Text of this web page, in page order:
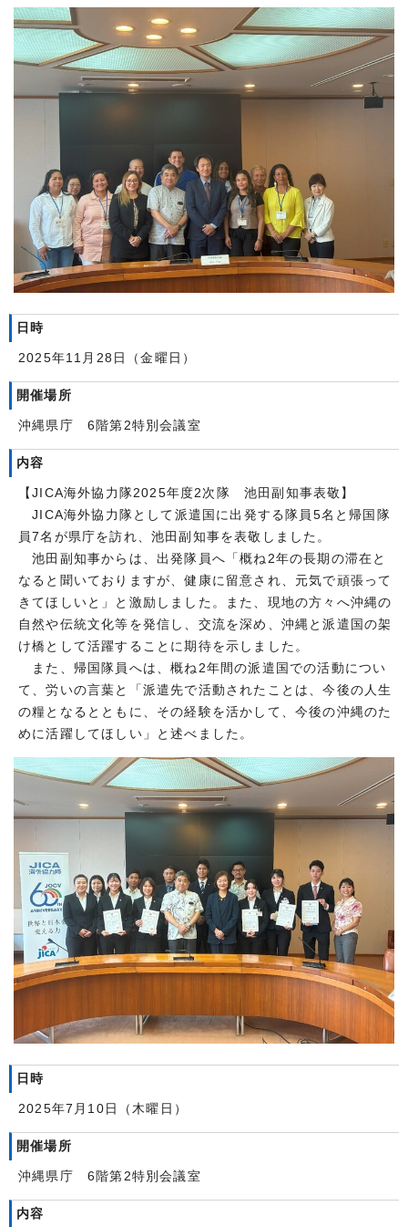
日時
2025年11月28日（金曜日）
開催場所
沖縄県庁 6階第2特別会議室
内容
【JICA海外協力隊2025年度2次隊 池田副知事表敬】
JICA海外協力隊として派遣国に出発する隊員5名と帰国隊
員7名が県庁を訪れ、池田副知事を表敬しました。
池田副知事からは、出発隊員へ「概ね2年の長期の滞在と
なると聞いておりますが、健康に留意され、元気で頑張って
きてほしいと」と激励しました。また、現地の方々へ沖縄の
自然や伝統文化等を発信し、交流を深め、沖縄と派遣国の架
け橋として活躍することに期待を示しました。
また、帰国隊員へは、概ね2年間の派遣国での活動につい
て、労いの言葉と「派遣先で活動されたことは、今後の人生
の糧となるとともに、その経験を活かして、今後の沖縄のた
めに活躍してほしい」と述べました。
日時
2025年7月10日（木曜日）
開催場所
沖縄県庁 6階第2特別会議室
内容